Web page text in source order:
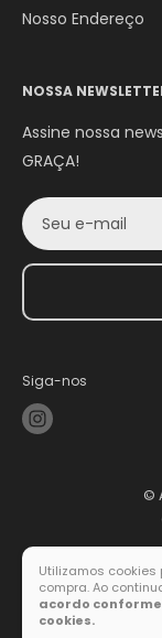
Nosso Endereço
NOSSA
Assine nossa
GRAÇA!
Seu e-mail
Siga-nos
©
Utilizamos
compra. Ao
acordo
cookies.